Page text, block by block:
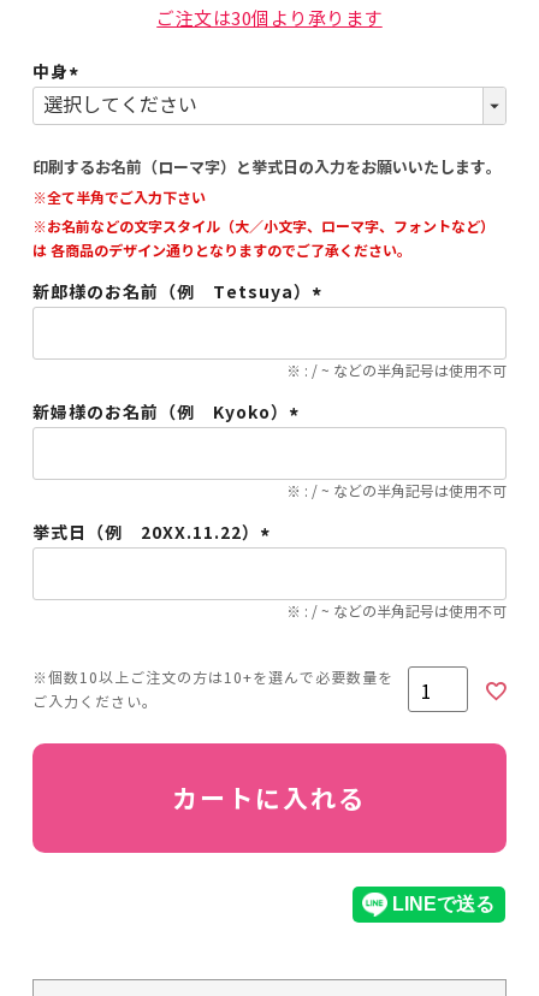
ご注文は30個より承ります
中身
(必
印刷するお名前（ローマ字）と挙式日の入力をお願いいたします。
※全て半角でご入力下さい
※お名前などの文字スタイル（大／小文字、ローマ字、フォントなど）
は 各商品のデザイン通りとなりますのでご了承ください。
新郎様のお名前（例 Tetsuya）
須)
※ : / ~ などの半角記号は使用不可
新婦様のお名前（例 Kyoko）
須)
※ : / ~ などの半角記号は使用不可
挙式日（例 20XX.11.22）
須)
※ : / ~ などの半角記号は使用不可
カートに入れる